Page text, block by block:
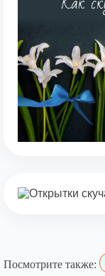
Посмотрите также: